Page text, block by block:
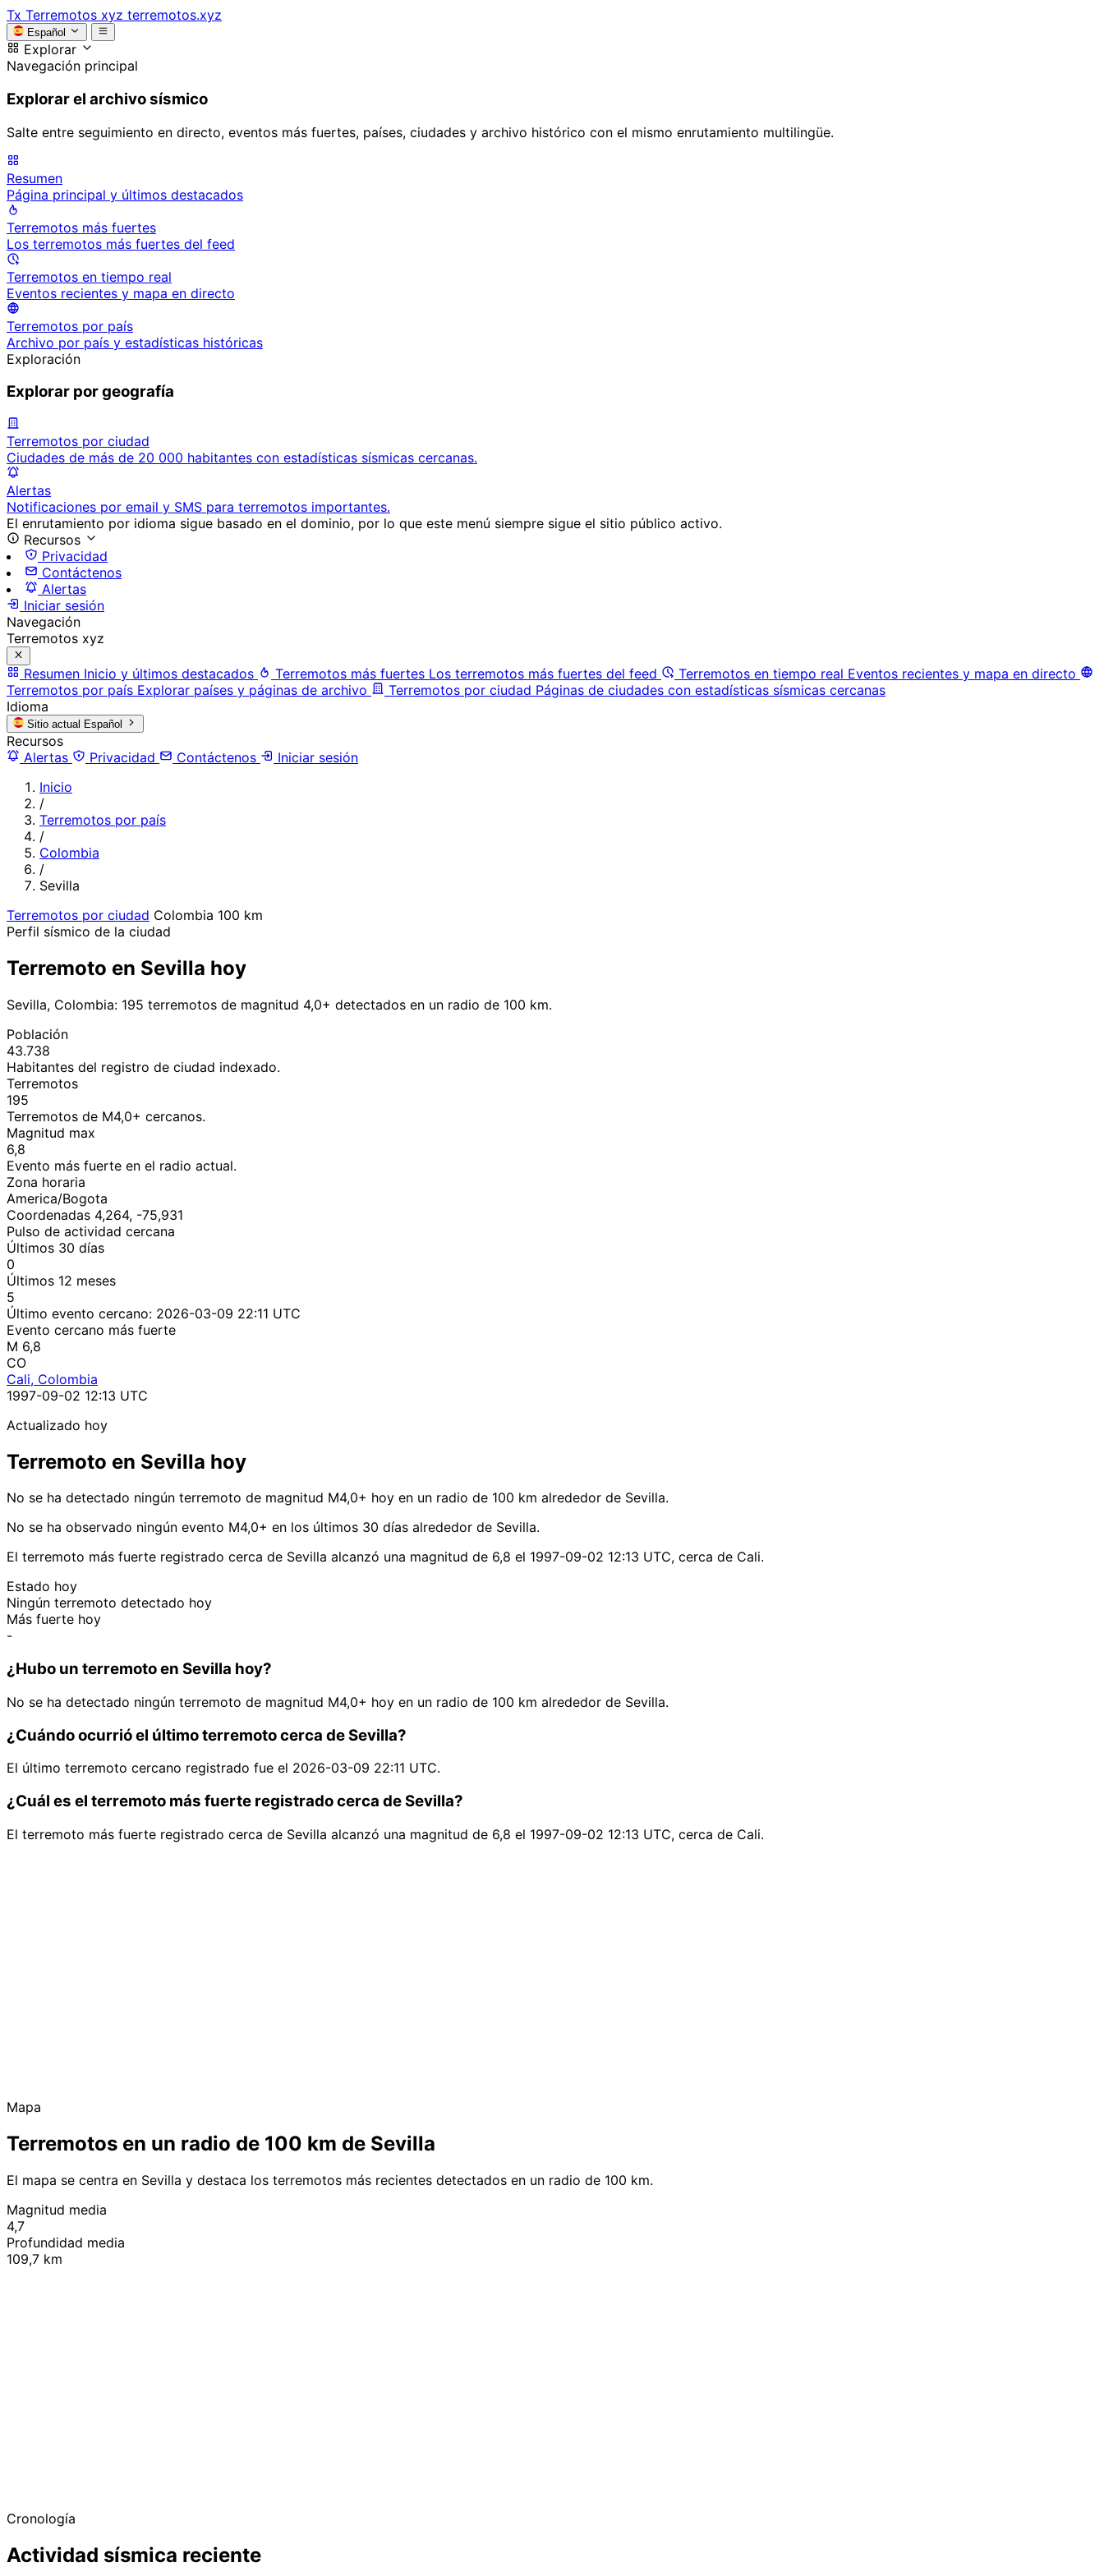
Tx Terremotos xyz terremotos.xyz
Español
Explorar
Navegación principal
Explorar el archivo sísmico
Salte entre seguimiento en directo, eventos más fuertes, países, ciudades y archivo histórico con el mismo enrutamiento multilingüe.
Resumen
Página principal y últimos destacados
Terremotos más fuertes
Los terremotos más fuertes del feed
Terremotos en tiempo real
Eventos recientes y mapa en directo
Terremotos por país
Archivo por país y estadísticas históricas
Exploración
Explorar por geografía
Terremotos por ciudad
Ciudades de más de 20 000 habitantes con estadísticas sísmicas cercanas.
Alertas
Notificaciones por email y SMS para terremotos importantes.
El enrutamiento por idioma sigue basado en el dominio, por lo que este menú siempre sigue el sitio público activo.
Recursos
Privacidad
Contáctenos
Alertas
Iniciar sesión
Navegación
Terremotos xyz
Resumen Inicio y últimos destacados Terremotos más fuertes Los terremotos más fuertes del feed Terremotos en tiempo real Eventos recientes y mapa en directo
Terremotos por país Explorar países y páginas de archivo Terremotos por ciudad Páginas de ciudades con estadísticas sísmicas cercanas
Idioma
Sitio actual Español
Recursos
Alertas
Privacidad Contáctenos
Iniciar sesión
Inicio
/
Terremotos por país
/
Colombia
/
Sevilla
Terremotos por ciudad Colombia 100 km
Perfil sísmico de la ciudad
Terremoto en Sevilla hoy
Sevilla, Colombia: 195 terremotos de magnitud 4,0+ detectados en un radio de 100 km.
Población
43.738
Habitantes del registro de ciudad indexado.
Terremotos
195
Terremotos de M4,0+ cercanos.
Magnitud max
6,8
Evento más fuerte en el radio actual.
Zona horaria
America/Bogota
Coordenadas 4,264, -75,931
Pulso de actividad cercana
Últimos 30 días
0
Últimos 12 meses
5
Último evento cercano: 2026-03-09 22:11 UTC
Evento cercano más fuerte
M 6,8
CO
Cali, Colombia
1997-09-02 12:13 UTC
Actualizado hoy
Terremoto en Sevilla hoy
No se ha detectado ningún terremoto de magnitud M4,0+ hoy en un radio de 100 km alrededor de Sevilla.
No se ha observado ningún evento M4,0+ en los últimos 30 días alrededor de Sevilla.
El terremoto más fuerte registrado cerca de Sevilla alcanzó una magnitud de 6,8 el 1997-09-02 12:13 UTC, cerca de Cali.
Estado hoy
Ningún terremoto detectado hoy
Más fuerte hoy
-
¿Hubo un terremoto en Sevilla hoy?
No se ha detectado ningún terremoto de magnitud M4,0+ hoy en un radio de 100 km alrededor de Sevilla.
¿Cuándo ocurrió el último terremoto cerca de Sevilla?
El último terremoto cercano registrado fue el 2026-03-09 22:11 UTC.
¿Cuál es el terremoto más fuerte registrado cerca de Sevilla?
El terremoto más fuerte registrado cerca de Sevilla alcanzó una magnitud de 6,8 el 1997-09-02 12:13 UTC, cerca de Cali.
Mapa
Terremotos en un radio de 100 km de Sevilla
El mapa se centra en Sevilla y destaca los terremotos más recientes detectados en un radio de 100 km.
Magnitud media
4,7
Profundidad media
109,7 km
Cronología
Actividad sísmica reciente